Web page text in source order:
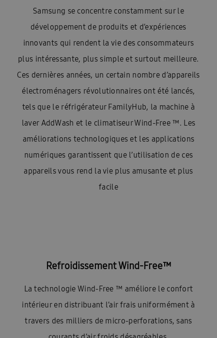
Samsung se concentre constamment sur le
développement de produits et d’expériences
innovants qui rendent la vie des consommateurs
plus intéressante, plus simple et surtout meilleure.
Ces dernières années, un certain nombre d’appareils
électroménagers révolutionnaires ont été lancés,
tels que le réfrigérateur FamilyHub, la machine à
laver AddWash et le climatiseur Wind-Free ™. Les
améliorations technologiques et les applications
numériques garantissent que l’utilisation de ces
appareils vous rend la vie plus amusante et plus
facile
Refroidissement Wind-Free™
La technologie Wind-Free ™ améliore le confort
intérieur en distribuant l’air frais uniformément à
travers des milliers de micro-perforations, sans